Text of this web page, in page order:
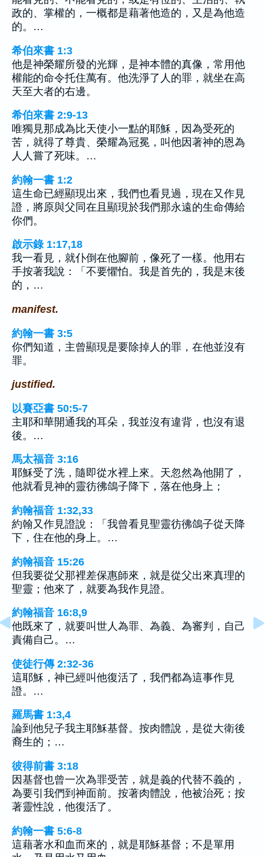
政的、掌權的，一概都是藉著他造的，又是為他造
的。…
希伯來書 1:3
他是神榮耀所發的光輝，是神本體的真像，常用他
權能的命令托住萬有。他洗淨了人的罪，就坐在高
天至大者的右邊。
希伯來書 2:9-13
唯獨見那成為比天使小一點的耶穌，因為受死的
苦，就得了尊貴、榮耀為冠冕，叫他因著神的恩為
人人嘗了死味。…
約翰一書 1:2
這生命已經顯現出來，我們也看見過，現在又作見
證，將原與父同在且顯現於我們那永遠的生命傳給
你們。
啟示錄 1:17,18
我一看見，就仆倒在他腳前，像死了一樣。他用右
手按著我說：「不要懼怕。我是首先的，我是末後
的，…
manifest.
約翰一書 3:5
你們知道，主曾顯現是要除掉人的罪，在他並沒有
罪。
justified.
以賽亞書 50:5-7
主耶和華開通我的耳朵，我並沒有違背，也沒有退
後。…
馬太福音 3:16
耶穌受了洗，隨即從水裡上來。天忽然為他開了，
他就看見神的靈彷彿鴿子降下，落在他身上；
約翰福音 1:32,33
約翰又作見證說：「我曾看見聖靈彷彿鴿子從天降
下，住在他的身上。…
約翰福音 15:26
但我要從父那裡差保惠師來，就是從父出來真理的
聖靈；他來了，就要為我作見證。
約翰福音 16:8,9
他既來了，就要叫世人為罪、為義、為審判，自己
責備自己。…
使徒行傳 2:32-36
這耶穌，神已經叫他復活了，我們都為這事作見
證。…
羅馬書 1:3,4
論到他兒子我主耶穌基督。按肉體說，是從大衛後
裔生的；…
彼得前書 3:18
因基督也曾一次為罪受苦，就是義的代替不義的，
為要引我們到神面前。按著肉體說，他被治死；按
著靈性說，他復活了。
約翰一書 5:6-8
這藉著水和血而來的，就是耶穌基督；不是單用